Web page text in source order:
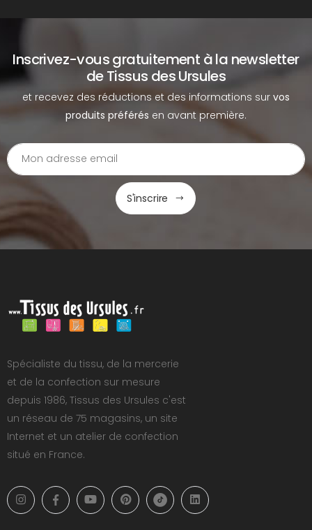
Inscrivez-vous gratuitement à la newsletter
de Tissus des Ursules
et recevez des réductions et des informations sur vos
produits préférés en avant première.
S'inscrire
Spécialiste du tissu, de la mercerie
et de la confection sur mesure
depuis 1986, Tissus des Ursules c'est
un réseau de 75 magasins, un site
Internet et un atelier de confection
situé en France.